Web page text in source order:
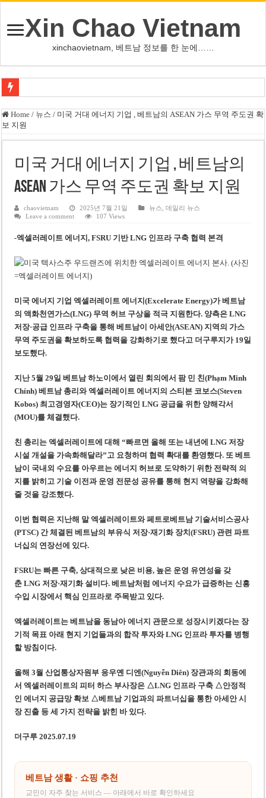
Xin Chao Vietnam
xinchaovietnam, 베트남 정보를 한 눈에……
뉴욕 양키스 저지, 야외 훈련 재개…올 시즌 복귀 시동
하노이 아파트 35층, 3억 동 저렴…엘리베이터 불편 감수할까
베트남주식 Agriseco, 성장·적정가치 기업 6곳 선정
99㎡ 아파트, 팝아트 감성 대비 색채 인테리어
베트남 디엔비엔성, 드론 6,000회 시범 비행 추진
베트남 학생 대만 비자 거부…졸업증명서 규정 변경 여파
Home / 뉴스 / 미국 거대 에너지 기업 , 베트남의 ASEAN 가스 무역 주도권 확
보 지원
미국 거대 에너지 기업 , 베트남의
ASEAN 가스 무역 주도권 확보 지원
chaovietnam 2025년 7월 21일 뉴스 ,데일리 뉴스
Leave a comment
107 Views
-엑셀러레이트 에너지, FSRU 기반 LNG 인프라 구축 협력 본격
미국 에너지 기업 엑셀러레이트 에너지(Excelerate Energy)가 베트남
의 액화천연가스(LNG) 무역 허브 구상을 적극 지원한다. 양측은 LNG
저장·공급 인프라 구축을 통해 베트남이 아세안(ASEAN) 지역의 가스
무역 주도권을 확보하도록 협력을 강화하기로 했다고 더구루지가 19일
보도했다.
지난 5월 29일 베트남 하노이에서 열린 회의에서 팜 민 친(Phạm Minh
Chính) 베트남 총리와 엑셀러레이트 에너지의 스티븐 코보스(Steven
Kobos) 최고경영자(CEO)는 장기적인 LNG 공급을 위한 양해각서
(MOU)를 체결했다.
친 총리는 엑셀러레이트에 대해 “빠르면 올해 또는 내년에 LNG 저장
시설 개설을 가속화해달라”고 요청하며 협력 확대를 환영했다. 또 베트
남이 국내외 수요를 아우르는 에너지 허브로 도약하기 위한 전략적 의
지를 밝히고 기술 이전과 운영 전문성 공유를 통해 현지 역량을 강화해
줄 것을 강조했다.
이번 협력은 지난해 말 엑셀러레이트와 페트로베트남 기술서비스공사
(PTSC) 간 체결된 베트남의 부유식 저장·재기화 장치(FSRU) 관련 파트
너십의 연장선에 있다.
FSRU는 빠른 구축, 상대적으로 낮은 비용, 높은 운영 유연성을 갖
춘 LNG 저장·재기화 설비다. 베트남처럼 에너지 수요가 급증하는 신흥
수입 시장에서 핵심 인프라로 주목받고 있다.
엑셀러레이트는 베트남을 동남아 에너지 관문으로 성장시키겠다는 장
기적 목표 아래 현지 기업들과의 합작 투자와 LNG 인프라 투자를 병행
할 방침이다.
올해 3월 산업통상자원부 응우옌 디엔(Nguyễn Diên) 장관과의 회동에
서 엑셀러레이트의 피터 하스 부사장은 △LNG 인프라 구축 △안정적
인 에너지 공급망 확보 △베트남 기업과의 파트너십을 통한 아세안 시
장 진출 등 세 가지 전략을 밝힌 바 있다.
더구루 2025.07.19
베트남 생활 · 쇼핑 추천
교민이 자주 찾는 서비스 — 아래에서 바로 확인하세요